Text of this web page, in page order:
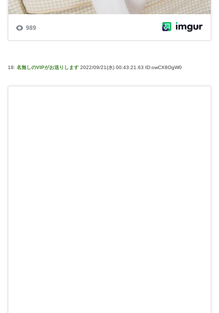
18: 名無しのVIPがお送りします 2022/09/21(水) 00:43:21.63 ID:owCX8OgW0